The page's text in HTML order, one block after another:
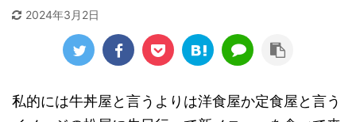
2024年3月2日
私的には牛丼屋と言うよりは洋食屋か定食屋と言う